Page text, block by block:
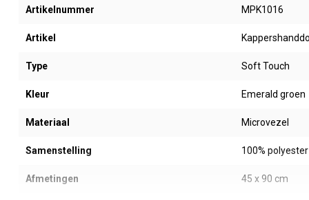
Artikelnummer MPK1016
Artikel
Type Soft Touch
Kleur Emerald groen
Materiaal Microvezel
Samenstelling 100% polyester
Afmetingen 45 x 90 cm